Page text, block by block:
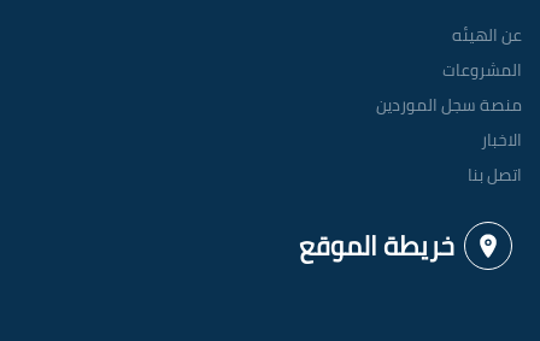
عن الهيئه
المشروعات
منصة سجل الموردين
الاخبار
اتصل بنا
خريطة الموقع